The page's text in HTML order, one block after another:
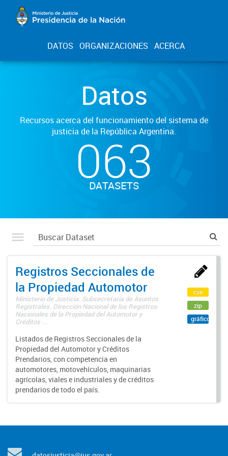
DATOS ORGANIZACIONES ACERCA
Datos
Recursos acerca del funcionamiento del sistema de
justicia de la República Argentina.
063
DATASETS
Registros Seccionales de
la Propiedad Automotor
Ministerio de Justicia. Subsecretaría de Asuntos
Registrales. Dirección Nacional de los Registros
Nacionales de la Propiedad del Automotor y
Créditos ...
Listados de Registros Seccionales de la
Propiedad del Automotor y Créditos
Prendarios, con competencia en
automotores, motovehículos, maquinarias
agrícolas, viales e industriales y de créditos
prendarios de todo el país.
csv
zip
gráfico